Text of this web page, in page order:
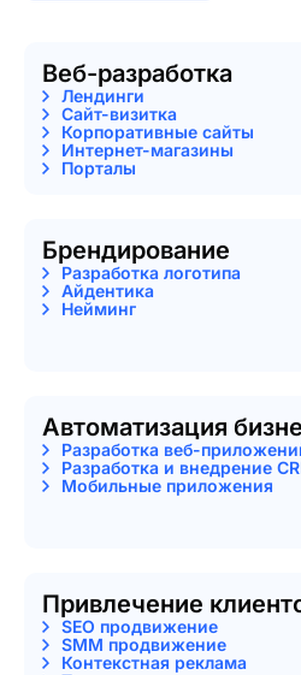
Веб-разработка
Лендинги
Сайт-визитка
Корпоративные сайты
Интернет-магазины
Порталы
Брендирование
Разработка логотипа
Айдентика
Нейминг
Автоматизация
Разработка веб-
Разработка и внедрение
Мобильные приложения
Привлечение
SEO продвижение
SMM продвижение
Контекстная реклама